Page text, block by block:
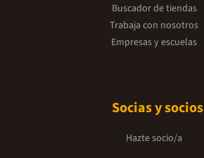
Buscador de tiendas
Trabaja con nosotros
Empresas y escuelas
Socias y socios
Hazte socio/a